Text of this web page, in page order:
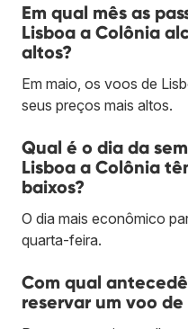
Em qual mês as
Lisboa a Colônia
altos?
Em maio, os voos de
seus preços mais altos.
Qual é o dia da
Lisboa a Colônia
baixos?
O dia mais econômico
quarta-feira.
Com qual
reservar um voo